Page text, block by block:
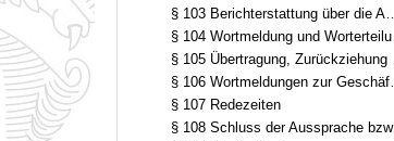
§ 103 Berichterstattung über die Ausschussberatungen
§ 104 Wortmeldung und Worterteilung
§ 105 Übertragung, Zurückziehung und Verfall der Wortmeldung
§ 106 Wortmeldungen zur Geschäftsordnung
§ 107 Redezeiten
§ 108 Schluss der Aussprache bzw. der Redeliste und Verkürzung der Redezeit